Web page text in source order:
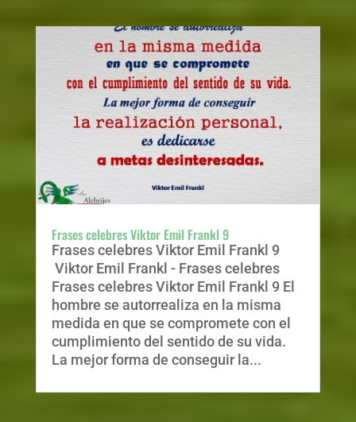
Frases celebres Viktor Emil Frankl 9
Frases celebres Viktor Emil Frankl 9
Viktor Emil Frankl - Frases celebres
Frases celebres Viktor Emil Frankl 9 El
hombre se autorrealiza en la misma
medida en que se compromete con el
cumplimiento del sentido de su vida.
La mejor forma de conseguir la...